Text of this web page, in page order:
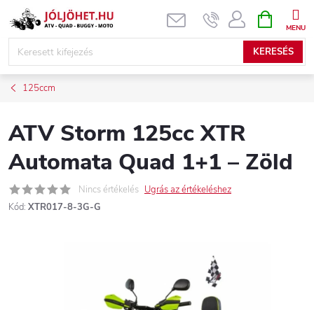
Ugrás
KERESÉS
KOSÁR
125ccm
ATV Storm 125cc XTR
Automata Quad 1+1 – Zöld
Nincs értékelés Ugrás az értékeléshez
Kód: XTR017-8-3G-G